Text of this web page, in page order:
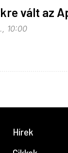
vált az
10:00
Hírek